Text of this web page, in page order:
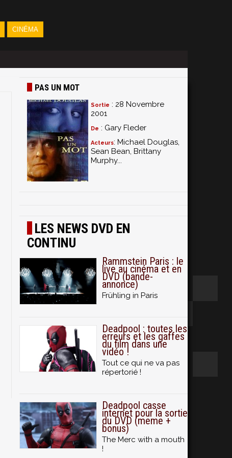
CINÉMA
PAS UN MOT
Sortie : 28 Novembre
2001
De : Gary Fleder
Acteurs: Michael Douglas,
Sean Bean, Brittany
Murphy...
LES NEWS DVD EN
CONTINU
Rammstein Paris : le
live au cinéma et en
DVD (bande-
annonce)
Frühling in Paris
Deadpool : toutes les
erreurs et les gaffes
du film dans une
vidéo !
Tout ce qui ne va pas
répertorié !
Deadpool casse
internet pour la sortie
du DVD (meme +
bonus)
The Merc with a mouth
!